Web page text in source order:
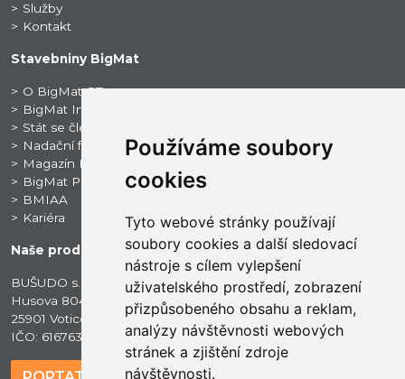
Používáme soubory
cookies
Tyto webové stránky používají
soubory cookies a další sledovací
nástroje s cílem vylepšení
uživatelského prostředí, zobrazení
přizpůsobeného obsahu a reklam,
analýzy návštěvnosti webových
stránek a zjištění zdroje
návštěvnosti.
Služby
Kontakt
Stavebniny BigMat
O BigMat CZ
BigMat International
Stát se členem
Nadační fond BigMat CZ
Magazín BigNews
BigMat ProSport
BMIAA
Kariéra
Naše prodejna
BUŠUDO s.r.o.
Husova 804
25901 Votice
IČO: 61676349